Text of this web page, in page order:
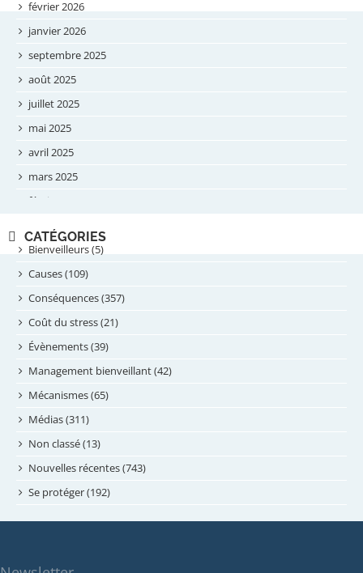
février 2026
janvier 2026
septembre 2025
août 2025
juillet 2025
mai 2025
avril 2025
mars 2025
février 2025
septembre 2024
août 2024
juillet 2024
juin 2024
mai 2024
avril 2024
février 2024
janvier 2024
novembre 2023
octobre 2023
septembre 2023
mars 2023
CATÉGORIES
Bienveilleurs (5)
Causes (109)
Conséquences (357)
Coût du stress (21)
Évènements (39)
Management bienveillant (42)
Mécanismes (65)
Médias (311)
Non classé (13)
Nouvelles récentes (743)
Se protéger (192)